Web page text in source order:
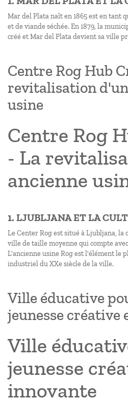
Mar del Plata naît en 1865 est en tant
et de viande séchée. En 1879, la
créé et Mar del Plata devient sa ville
Centre Rog Hub
revitalisation
usine
Centre Rog
- La
ancienne
1. LJUBLJANA ET LA
Le Center Rog est situé à Ljubljana, la
ville de taille moyenne qui compte
L'ancienne usine Rog est l'élément le
industriel du XXe siècle de la ville.
Ville éducative
jeunesse créative
Ville
jeunesse
innovante